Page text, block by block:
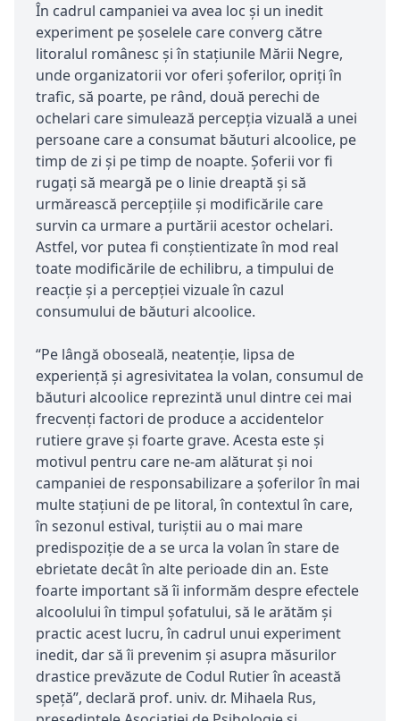
În cadrul campaniei va avea loc şi un inedit
experiment pe șoselele care converg către
litoralul românesc și în stațiunile Mării Negre,
unde organizatorii vor oferi șoferilor, opriți în
trafic, să poarte, pe rând, două perechi de
ochelari care simulează percepția vizuală a unei
persoane care a consumat băuturi alcoolice, pe
timp de zi și pe timp de noapte. Șoferii vor fi
rugați să meargă pe o linie dreaptă și să
urmărească percepțiile și modificările care
survin ca urmare a purtării acestor ochelari.
Astfel, vor putea fi conștientizate în mod real
toate modificările de echilibru, a timpului de
reacție și a percepției vizuale în cazul
consumului de băuturi alcoolice.
“Pe lângă oboseală, neatenţie, lipsa de
experienţă şi agresivitatea la volan, consumul de
băuturi alcoolice reprezintă unul dintre cei mai
frecvenţi factori de produce a accidentelor
rutiere grave şi foarte grave. Acesta este şi
motivul pentru care ne-am alăturat şi noi
campaniei de responsabilizare a şoferilor în mai
multe staţiuni de pe litoral, în contextul în care,
în sezonul estival, turiştii au o mai mare
predispoziţie de a se urca la volan în stare de
ebrietate decât în alte perioade din an. Este
foarte important să îi informăm despre efectele
alcoolului în timpul şofatului, să le arătăm şi
practic acest lucru, în cadrul unui experiment
inedit, dar să îi prevenim şi asupra măsurilor
drastice prevăzute de Codul Rutier în această
speţă”, declară prof. univ. dr. Mihaela Rus,